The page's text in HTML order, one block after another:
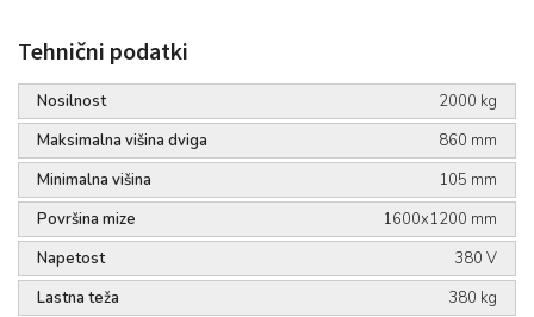
Tehnični podatki
Nosilnost
2000 kg
Maksimalna višina dviga
860 mm
Minimalna višina
105 mm
Površina mize
1600x1200 mm
Napetost
380 V
Lastna teža
380 kg